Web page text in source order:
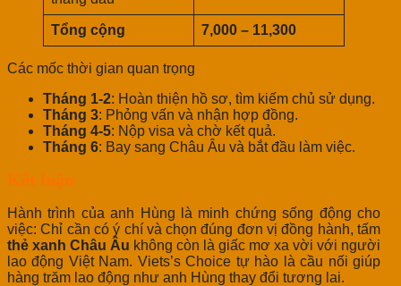
Tổng cộng 7,000 – 11,300
Các mốc thời gian quan trọng
Tháng 1-2: Hoàn thiện hồ sơ, tìm kiếm chủ sử dụng.
Tháng 3: Phỏng vấn và nhận hợp đồng.
Tháng 4-5: Nộp visa và chờ kết quả.
Tháng 6: Bay sang Châu Âu và bắt đầu làm việc.
Kết luận
Hành trình của anh Hùng là minh chứng sống động cho
việc: Chỉ cần có ý chí và chọn đúng đơn vị đồng hành, tấm
thẻ xanh Châu Âu không còn là giấc mơ xa vời với người
lao động Việt Nam. Viets’s Choice tự hào là cầu nối giúp
hàng trăm lao động như anh Hùng thay đổi tương lai.